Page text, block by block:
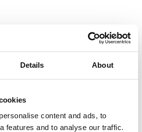
Details About
content and ads, to
features and to analyse our traffic.
maintenance contrôlé
garantie